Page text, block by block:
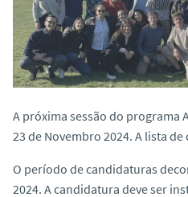
A próxima sessão do programa
23 de Novembro 2024. A lista
O período de candidaturas
2024. A candidatura deve ser